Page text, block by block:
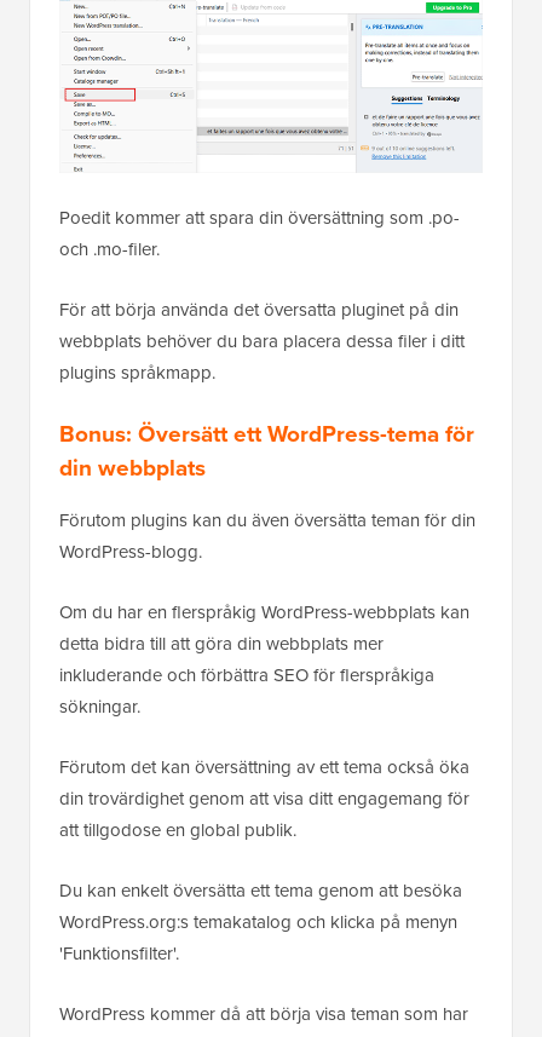
Poedit kommer att spara din översättning som .po-
och .mo-filer.
För att börja använda det översatta pluginet på din
webbplats behöver du bara placera dessa filer i ditt
plugins språkmapp.
Bonus: Översätt ett WordPress-tema för
din webbplats
Förutom plugins kan du även översätta teman för din
WordPress-blogg.
Om du har en flerspråkig WordPress-webbplats kan
detta bidra till att göra din webbplats mer
inkluderande och förbättra SEO för flerspråkiga
sökningar.
Förutom det kan översättning av ett tema också öka
din trovärdighet genom att visa ditt engagemang för
att tillgodose en global publik.
Du kan enkelt översätta ett tema genom att besöka
WordPress.org:s temakatalog och klicka på menyn
'Funktionsfilter'.
WordPress kommer då att börja visa teman som har